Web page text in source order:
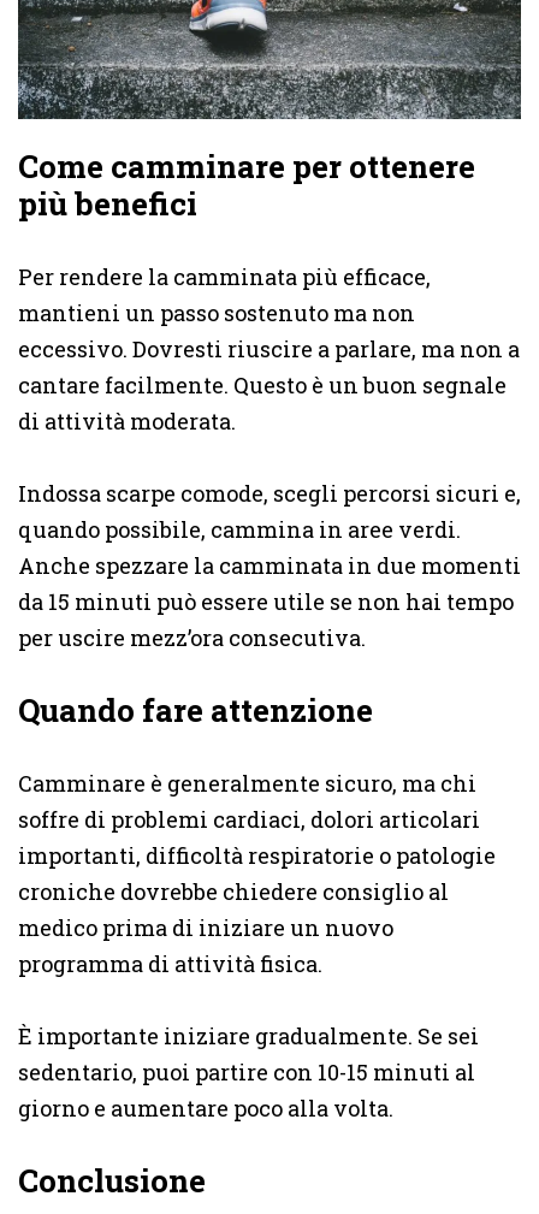
Come camminare per ottenere
più benefici
Per rendere la camminata più efficace,
mantieni un passo sostenuto ma non
eccessivo. Dovresti riuscire a parlare, ma non a
cantare facilmente. Questo è un buon segnale
di attività moderata.
Indossa scarpe comode, scegli percorsi sicuri e,
quando possibile, cammina in aree verdi.
Anche spezzare la camminata in due momenti
da 15 minuti può essere utile se non hai tempo
per uscire mezz’ora consecutiva.
Quando fare attenzione
Camminare è generalmente sicuro, ma chi
soffre di problemi cardiaci, dolori articolari
importanti, difficoltà respiratorie o patologie
croniche dovrebbe chiedere consiglio al
medico prima di iniziare un nuovo
programma di attività fisica.
È importante iniziare gradualmente. Se sei
sedentario, puoi partire con 10-15 minuti al
giorno e aumentare poco alla volta.
Conclusione